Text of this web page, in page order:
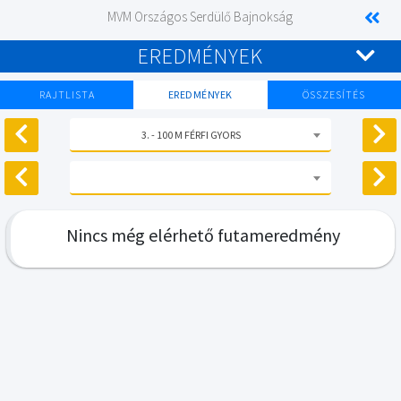
MVM Országos Serdülő Bajnokság
EREDMÉNYEK
RAJTLISTA EREDMÉNYEK ÖSSZESÍTÉS
3. - 100 M FÉRFI GYORS
Nincs még elérhető futameredmény